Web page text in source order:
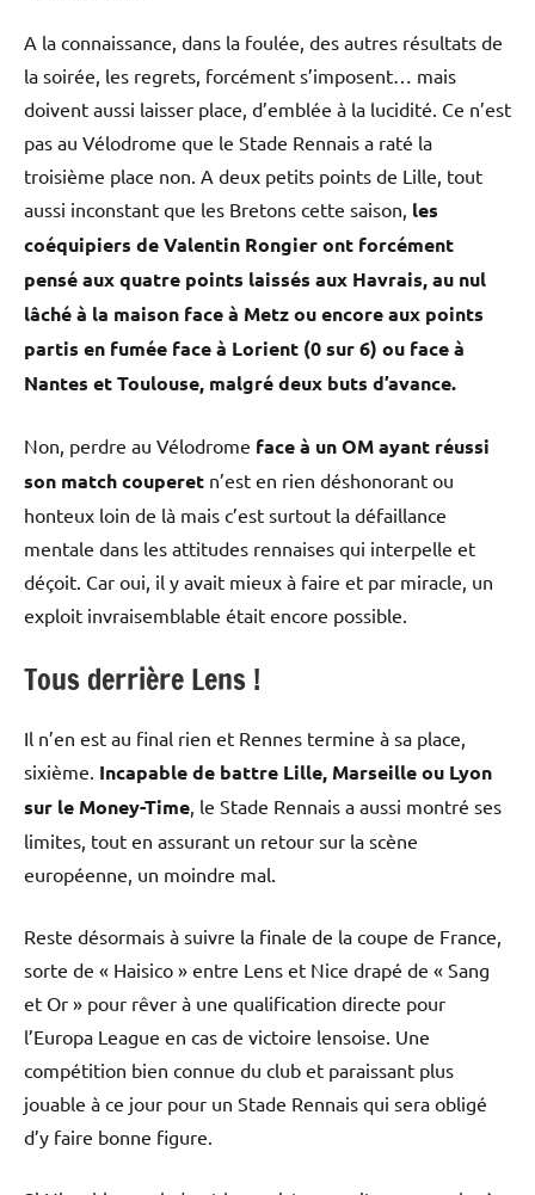
A la connaissance, dans la foulée, des autres résultats de
la soirée, les regrets, forcément s’imposent… mais
doivent aussi laisser place, d’emblée à la lucidité. Ce n’est
pas au Vélodrome que le Stade Rennais a raté la
troisième place non. A deux petits points de Lille, tout
aussi inconstant que les Bretons cette saison, les
coéquipiers de Valentin Rongier ont forcément
pensé aux quatre points laissés aux Havrais, au nul
lâché à la maison face à Metz ou encore aux points
partis en fumée face à Lorient (0 sur 6) ou face à
Nantes et Toulouse, malgré deux buts d’avance.
Non, perdre au Vélodrome face à un OM ayant réussi
son match couperet n’est en rien déshonorant ou
honteux loin de là mais c’est surtout la défaillance
mentale dans les attitudes rennaises qui interpelle et
déçoit. Car oui, il y avait mieux à faire et par miracle, un
exploit invraisemblable était encore possible.
Tous derrière Lens !
Il n’en est au final rien et Rennes termine à sa place,
sixième. Incapable de battre Lille, Marseille ou Lyon
sur le Money-Time, le Stade Rennais a aussi montré ses
limites, tout en assurant un retour sur la scène
européenne, un moindre mal.
Reste désormais à suivre la finale de la coupe de France,
sorte de « Haisico » entre Lens et Nice drapé de « Sang
et Or » pour rêver à une qualification directe pour
l’Europa League en cas de victoire lensoise. Une
compétition bien connue du club et paraissant plus
jouable à ce jour pour un Stade Rennais qui sera obligé
d’y faire bonne figure.